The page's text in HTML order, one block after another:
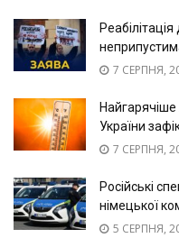
7 СЕРПНЯ,
Найгарячіше
України
7 СЕРПНЯ,
Російські
німецької
5 СЕРПНЯ,